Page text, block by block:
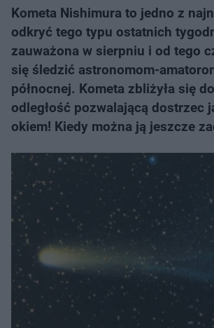
Kometa Nishimura to jedno z
odkryć tego typu ostatnich
zauważona w sierpniu i od tego
się śledzić astronomom-
północnej. Kometa zbliżyła się
odległość pozwalającą dostrzec
okiem! Kiedy można ją jeszcze